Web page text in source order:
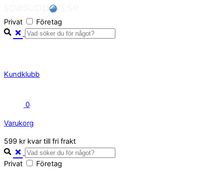
to
content
Privat Företag
Kundklubb
0
Varukorg
Close
Cart
599 kr kvar till fri frakt
Privat Företag